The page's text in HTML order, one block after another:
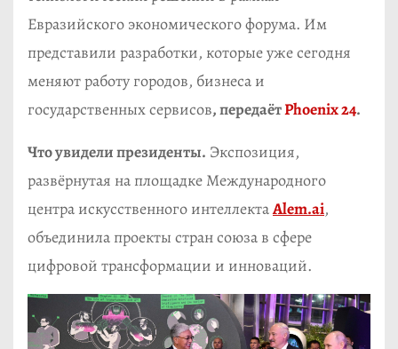
Евразийского экономического форума. Им
представили разработки, которые уже сегодня
меняют работу городов, бизнеса и
государственных сервисов, передаётPhoenix 24.
Что увидели президенты. Экспозиция,
развёрнутая на площадке Международного
центра искусственного интеллектаAlem.ai,
объединила проекты стран союза в сфере
цифровой трансформации и инноваций.